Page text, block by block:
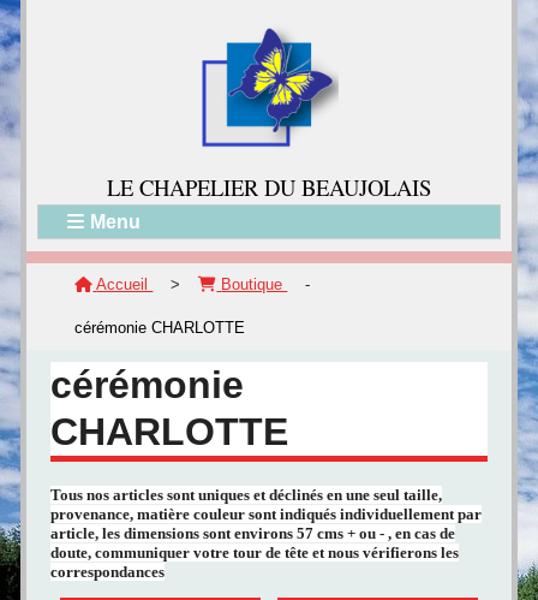
LE CHAPELIER DU BEAUJOLAIS
Menu
Accueil > Boutique -
cérémonie CHARLOTTE
cérémonie
CHARLOTTE
Tous nos articles sont uniques et déclinés en une seul taille,
provenance, matière couleur sont indiqués individuellement par
article, les dimensions sont environs 57 cms + ou - , en cas de
doute, communiquer votre tour de tête et nous vérifierons les
correspondances